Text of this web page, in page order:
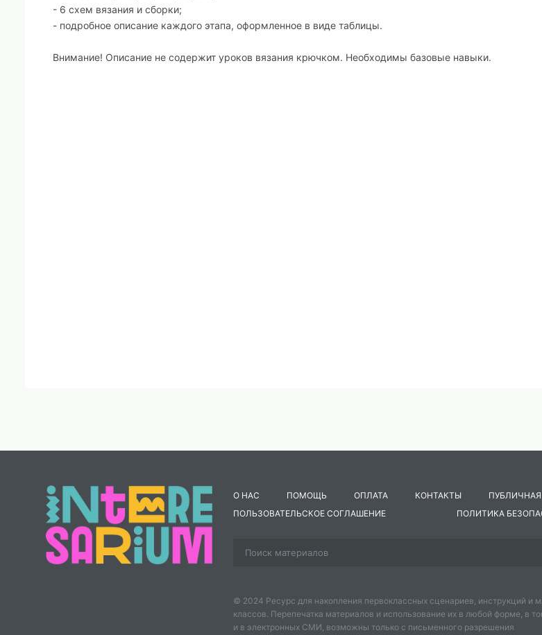
- 6 схем вязания и сборки;
- подробное описание каждого этапа, оформленное в виде таблицы.
Внимание! Описание не содержит уроков вязания крючком. Необходимы базовые навыки.
О НАС ПОМОЩЬ ОПЛАТА КОНТАКТЫ
ПОЛЬЗОВАТЕЛЬСКОЕ СОГЛАШЕНИЕ
ПОЛИТИКА
© 2024 Ресурс для накопления первоклассных сценариев, инструкций и
классов. Перепечатка материалов и использование их в любой форме, в
и в электронных СМИ, возможны только с письменного разрешения